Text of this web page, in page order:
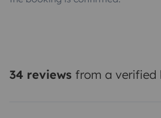
34 reviews from a verified